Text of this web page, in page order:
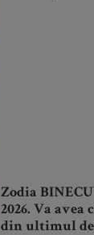
Zodia
2026. Va avea
din ultimul